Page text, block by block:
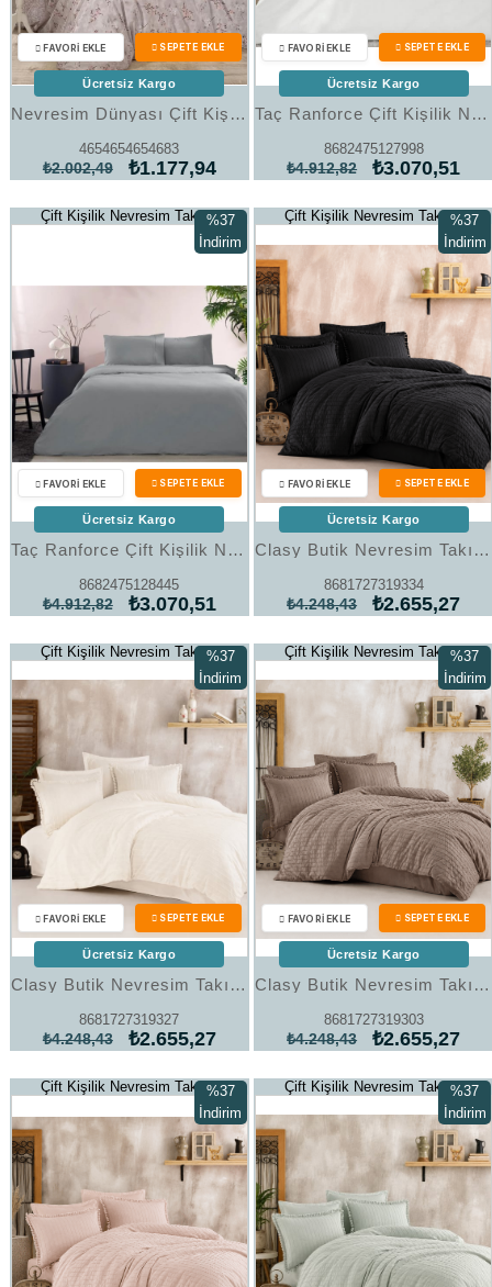
Nevresim Dünyası Çift Kişilik Nevresim Takımı Art 28
4654654654683
₺1.177,94
₺2.002,49
Ücretsiz Kargo
Taç Ranforce Çift Kişilik Nevresim Takımı Basic Beyaz
8682475127998
₺3.070,51
₺4.912,82
Ücretsiz Kargo
Çift Kişilik Nevresim Takımı
Taç Ranforce Çift Kişilik Nevresim Takımı Basic Antrasit
8682475128445
₺3.070,51
₺4.912,82
%37
İndirim
%37İndirim
Ücretsiz Kargo
Çift Kişilik Nevresim Takımı
Clasy Butik Nevresim Takımı Çift Kişilik Estina V7 Füme
8681727319334
₺2.655,27
₺4.248,43
%37
İndirim
Ücretsiz Kargo
Çift Kişilik Nevresim Takımı
Clasy Butik Nevresim Takımı Çift Kişilik Estina V1 Ekru
8681727319327
₺2.655,27
₺4.248,43
%37
İndirim
%37İndirim
Ücretsiz Kargo
Çift Kişilik Nevresim Takımı
Clasy Butik Nevresim Takımı Çift Kişilik Estina V3 Bej
8681727319303
₺2.655,27
₺4.248,43
%37
İndirim
Ücretsiz Kargo
Çift Kişilik Nevresim Takımı%37
İndirim
%37İndirim
Çift Kişilik Nevresim Takımı%37
İndirim